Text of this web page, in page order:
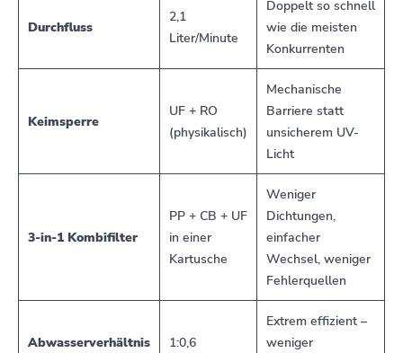
Durchfluss
2,1
Liter/Minute
Doppelt so schnell
wie die meisten
Konkurrenten
Keimsperre
UF + RO
(physikalisch)
Mechanische
Barriere statt
unsicherem UV-
Licht
3-in-1 Kombifilter
PP + CB + UF
in einer
Kartusche
Weniger
Dichtungen,
einfacher
Wechsel, weniger
Fehlerquellen
Abwasserverhältnis 1:0,6
Extrem effizient –
weniger